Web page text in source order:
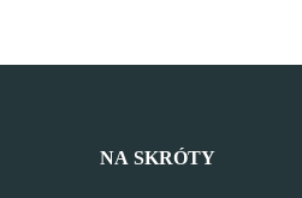
NA SKRÓTY